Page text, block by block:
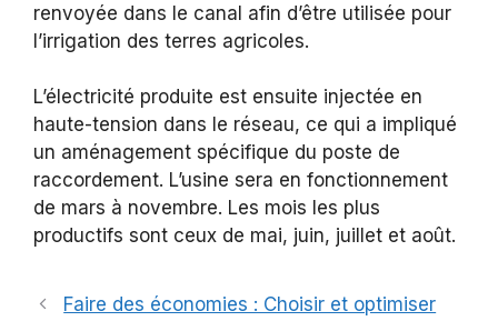
renvoyée dans le canal afin d’être utilisée pour
l’irrigation des terres agricoles.
L’électricité produite est ensuite injectée en
haute-tension dans le réseau, ce qui a impliqué
un aménagement spécifique du poste de
raccordement. L’usine sera en fonctionnement
de mars à novembre. Les mois les plus
productifs sont ceux de mai, juin, juillet et août.
Faire des économies : Choisir et optimiser